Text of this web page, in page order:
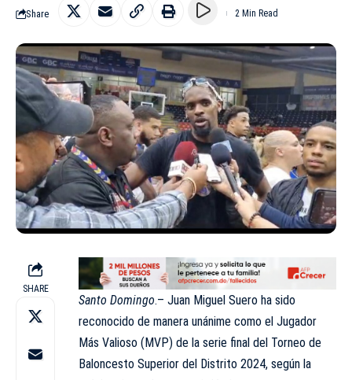
Share 2 Min Read
SHARE
Santo Domingo.– Juan Miguel Suero ha sido
reconocido de manera unánime como el Jugador
Más Valioso (MVP) de la serie final del Torneo de
Baloncesto Superior del Distrito 2024, según la